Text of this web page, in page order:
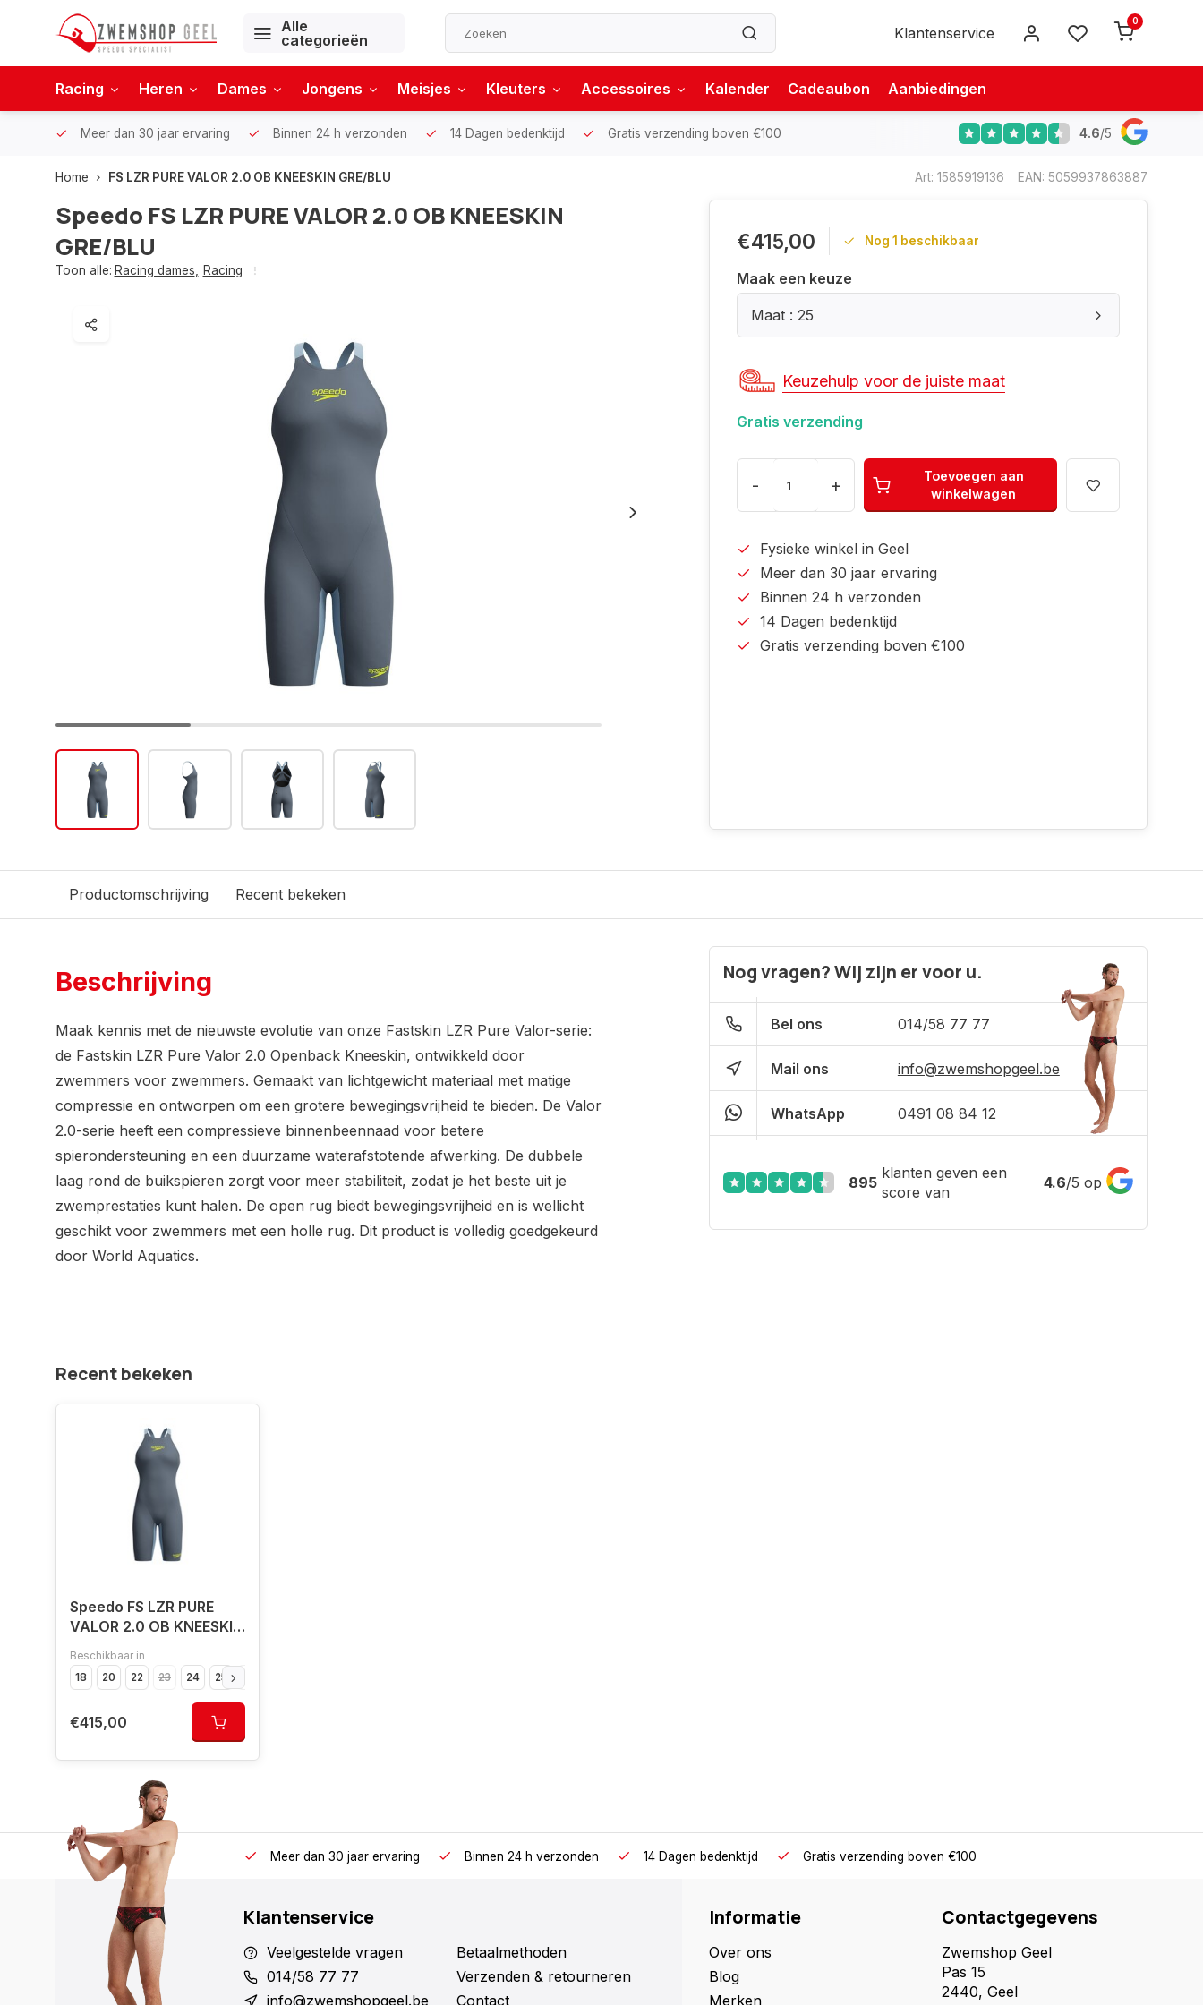
Alle
categorieën
Klantenservice
0
Racing Heren Dames Jongens Meisjes Kleuters Accessoires Kalender Cadeaubon Aanbiedingen
Meer dan 30 jaar ervaring Binnen 24 h verzonden 14 Dagen bedenktijd Gratis verzending boven €100 4.6/5
Home FS LZR PURE VALOR 2.0 OB KNEESKIN GRE/BLU Art: 1585919136 EAN: 5059937863887
Speedo FS LZR PURE VALOR 2.0 OB KNEESKIN
GRE/BLU
Toon alle: Racing dames Racing
€415,00 Nog 1 beschikbaar
Maak een keuze
Maat : 25
Keuzehulp voor de juiste maat
Gratis verzending
- +
Toevoegen aan
winkelwagen
Fysieke winkel in Geel
Meer dan 30 jaar ervaring
Binnen 24 h verzonden
14 Dagen bedenktijd
Gratis verzending boven €100
Productomschrijving Recent bekeken
Beschrijving
Maak kennis met de nieuwste evolutie van onze Fastskin LZR Pure Valor-serie:
de Fastskin LZR Pure Valor 2.0 Openback Kneeskin, ontwikkeld door
zwemmers voor zwemmers. Gemaakt van lichtgewicht materiaal met matige
compressie en ontworpen om een grotere bewegingsvrijheid te bieden. De Valor
2.0-serie heeft een compressieve binnenbeennaad voor betere
spierondersteuning en een duurzame waterafstotende afwerking. De dubbele
laag rond de buikspieren zorgt voor meer stabiliteit, zodat je het beste uit je
zwemprestaties kunt halen. De open rug biedt bewegingsvrijheid en is wellicht
geschikt voor zwemmers met een holle rug. Dit product is volledig goedgekeurd
door World Aquatics.
Nog vragen? Wij zijn er voor u.
Bel ons 014/58 77 77
Mail ons info@zwemshopgeel.be
WhatsApp 0491 08 84 12
895
klanten geven een
score van
4.6/5 op
Recent bekeken
Speedo FS LZR PURE
VALOR 2.0 OB KNEESKIN
Beschikbaar in
18
20 22 23 24 25
€415,00
Meer dan 30 jaar ervaring Binnen 24 h verzonden 14 Dagen bedenktijd Gratis verzending boven €100
Klantenservice
Veelgestelde vragen
014/58 77 77
info@zwemshopgeel.be
Betaalmethoden
Verzenden & retourneren
Contact
Informatie
Over ons
Blog
Merken
Contactgegevens
Zwemshop Geel
Pas 15
2440, Geel